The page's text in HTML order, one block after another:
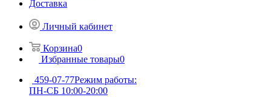
Доставка
Личный кабинет
Корзина0
Избранные товары0
459-07-77Режим работы:
ПН-СБ 10:00-20:00